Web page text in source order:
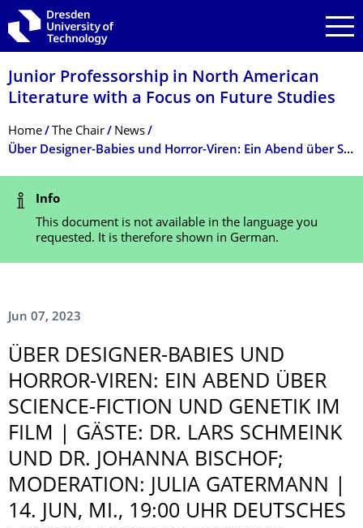
Skip to main navigation
Skip to search
Skip to content
Junior Professorship in North American
Literature with a Focus on Future Studies
Breadcrumb Menu
Home The Chair
News
Über Designer-Babies und Horror-Viren: Ein Abend über Science-Fiction und Genetik im Film | Gäste: Dr. Lars Schmeink und Dr. Johanna Bischof; Moderation: Julia Gatermann | 14. Jun, Mi., 19:00 Uhr Deutsches Hygiene Museum Dresden
Status Message
Info
This document is not available in the language you
requested. It is therefore shown in German.
Jun 07, 2023
ÜBER DESIGNER-BABIES UND
HORROR-VIREN: EIN ABEND ÜBER
SCIENCE-FICTION UND GENETIK IM
FILM | GÄSTE: DR. LARS SCHMEINK
UND DR. JOHANNA BISCHOF;
MODERATION: JULIA GATERMANN |
14. JUN, MI., 19:00 UHR DEUTSCHES